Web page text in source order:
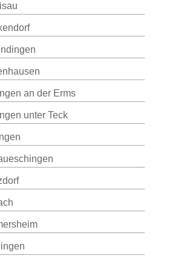
an der Erms
unter Teck